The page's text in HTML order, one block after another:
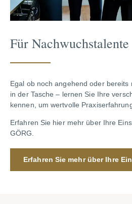
Für Nachwuchstalente
Egal ob noch angehend oder bereits
in der Tasche – lernen Sie Ihre
kennen, um wertvolle
Erfahren Sie hier mehr über Ihre
GÖRG.
Erfahren Sie mehr über Ihre